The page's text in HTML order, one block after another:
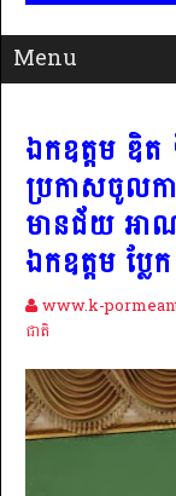
ឯកឧត្តម ឌិ
ប្រកាសចូលក
មានជ័យ អា
ឯកឧត្តម ប្លែ
www.k-
ជាតិ